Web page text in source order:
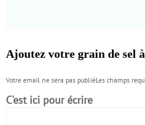
Ajoutez votre grain de sel
Votre email ne sera pas publiéLes champs
C'est ici pour écrire